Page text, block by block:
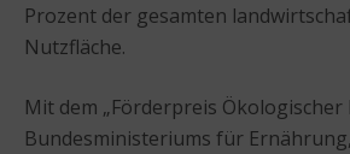
Prozent der gesamten
Nutzfläche.
Mit dem „Förderpreis Ökologischer
Bundesministeriums für